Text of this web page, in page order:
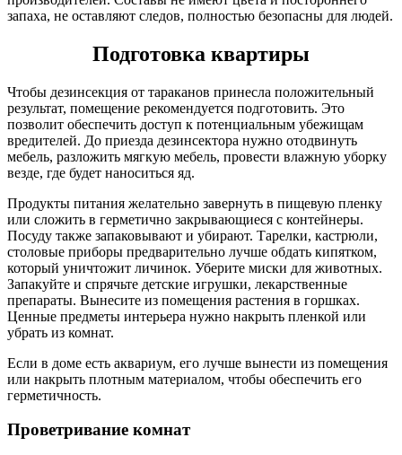
запаха, не оставляют следов, полностью безопасны для людей.
Подготовка квартиры
Чтобы дезинсекция от тараканов принесла положительный
результат, помещение рекомендуется подготовить. Это
позволит обеспечить доступ к потенциальным убежищам
вредителей. До приезда дезинсектора нужно отодвинуть
мебель, разложить мягкую мебель, провести влажную уборку
везде, где будет наноситься яд.
Продукты питания желательно завернуть в пищевую пленку
или сложить в герметично закрывающиеся с контейнеры.
Посуду также запаковывают и убирают. Тарелки, кастрюли,
столовые приборы предварительно лучше обдать кипятком,
который уничтожит личинок. Уберите миски для животных.
Запакуйте и спрячьте детские игрушки, лекарственные
препараты. Вынесите из помещения растения в горшках.
Ценные предметы интерьера нужно накрыть пленкой или
убрать из комнат.
Если в доме есть аквариум, его лучше вынести из помещения
или накрыть плотным материалом, чтобы обеспечить его
герметичность.
Проветривание комнат